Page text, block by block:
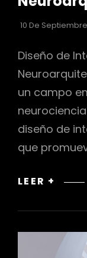
10 De
Diseño de
un campo
diseño de
que
LEER +
Y